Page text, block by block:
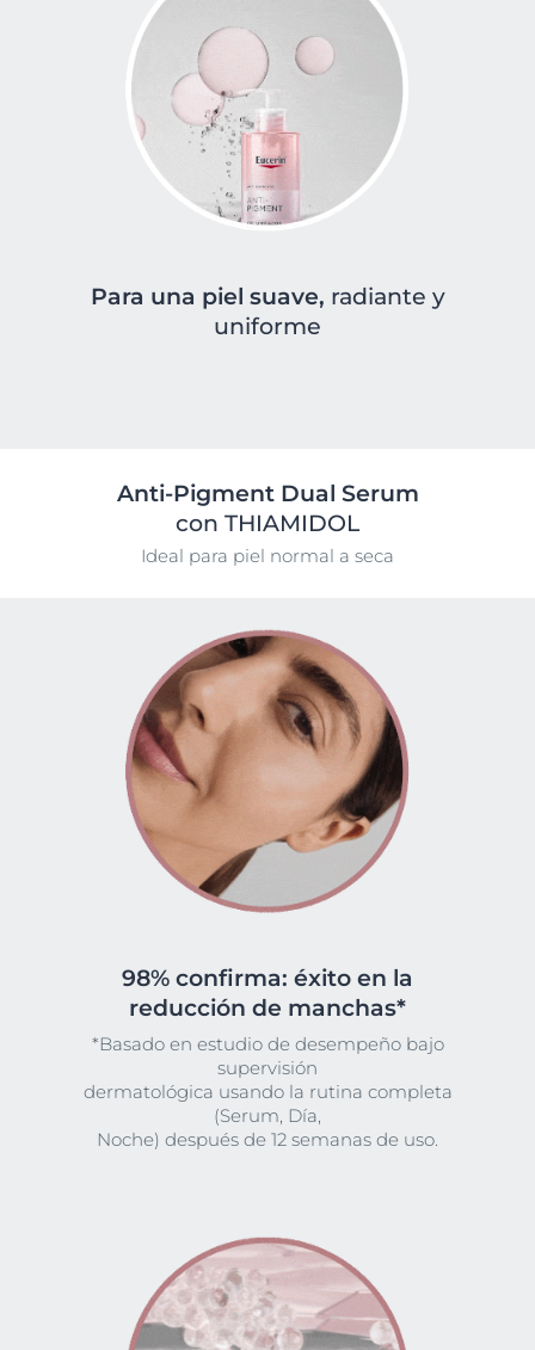
Para una piel suave, radiante y
uniforme
Anti-Pigment Dual Serum
con THIAMIDOL
Ideal para piel normal a seca
98% confirma: éxito en la
reducción de manchas*
*Basado en estudio de desempeño bajo
supervisión
dermatológica usando la rutina completa
(Serum, Día,
Noche) después de 12 semanas de uso.